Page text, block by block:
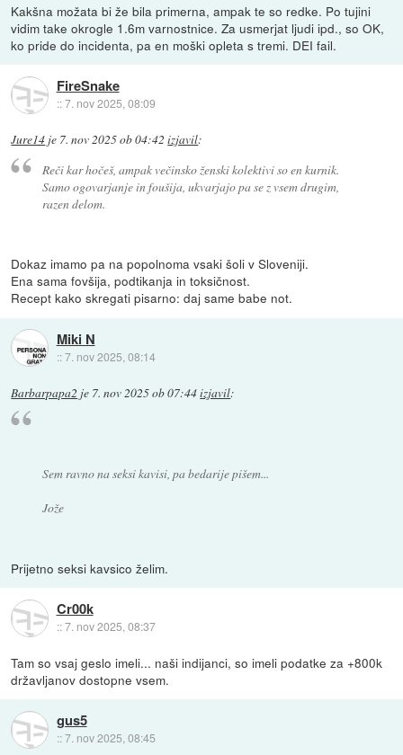
Kakšna možata bi že bila primerna, ampak te so redke. Po tujini
vidim take okrogle 1.6m varnostnice. Za usmerjat ljudi ipd., so OK,
ko pride do incidenta, pa en moški opleta s tremi. DEI fail.
FireSnake
::7. nov 2025, 08:09
Jure14 je 7. nov 2025 ob 04:42 izjavil:
Reči kar hočeš, ampak večinsko ženski kolektivi so en kurnik.
Samo ogovarjanje in foušija, ukvarjajo pa se z vsem drugim,
razen delom.
Dokaz imamo pa na popolnoma vsaki šoli v Sloveniji.
Ena sama fovšija, podtikanja in toksičnost.
Recept kako skregati pisarno: daj same babe not.
Miki N
::7. nov 2025, 08:14
Barbarpapa2 je 7. nov 2025 ob 07:44izjavil:
Sem ravno na seksi kavisi, pa bedarije pišem...
Jože
Prijetno seksi kavsico želim.
Cr00k
::7. nov 2025, 08:37
Tam so vsaj geslo imeli... naši indijanci, so imeli podatke za +800k
državljanov dostopne vsem.
gus5
::7. nov 2025, 08:45